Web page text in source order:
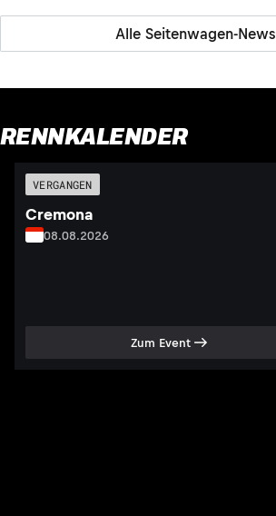
Alle Seitenwagen-News
RENNKALENDER
VERGANGEN
Cremona
08.08.2026
Zum Event